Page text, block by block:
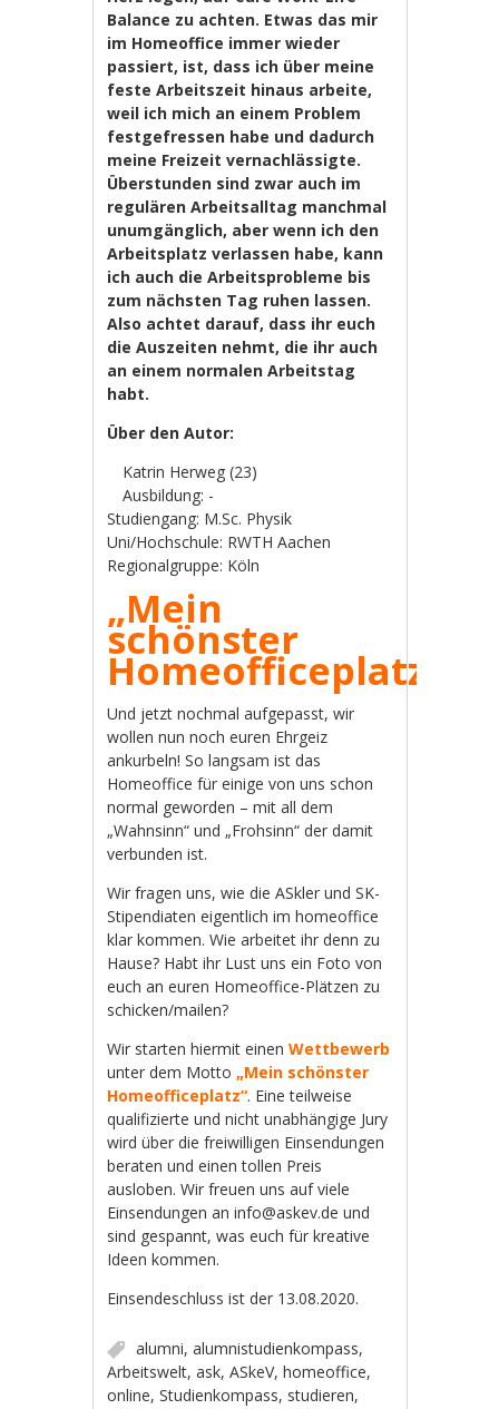
Balance zu achten. Etwas das mir
im Homeoffice immer wieder
passiert, ist, dass ich über meine
feste Arbeitszeit hinaus arbeite,
weil ich mich an einem Problem
festgefressen habe und dadurch
meine Freizeit vernachlässigte.
Überstunden sind zwar auch im
regulären Arbeitsalltag manchmal
unumgänglich, aber wenn ich den
Arbeitsplatz verlassen habe, kann
ich auch die Arbeitsprobleme bis
zum nächsten Tag ruhen lassen.
Also achtet darauf, dass ihr euch
die Auszeiten nehmt, die ihr auch
an einem normalen Arbeitstag
habt.
Über den Autor:
Katrin Herweg (23)
Ausbildung: -
Studiengang: M.Sc. Physik
Uni/Hochschule: RWTH Aachen
Regionalgruppe: Köln
„Mein
schönster
Homeofficeplatz“
Und jetzt nochmal aufgepasst, wir
wollen nun noch euren Ehrgeiz
ankurbeln! So langsam ist das
Homeoffice für einige von uns schon
normal geworden – mit all dem
„Wahnsinn“ und „Frohsinn“ der damit
verbunden ist.
Wir fragen uns, wie die ASkler und SK-
Stipendiaten eigentlich im homeoffice
klar kommen. Wie arbeitet ihr denn zu
Hause? Habt ihr Lust uns ein Foto von
euch an euren Homeoffice-Plätzen zu
schicken/mailen?
Wir starten hiermit einenWettbewerb
unter dem Motto„Mein schönster
Homeofficeplatz“. Eine teilweise
qualifizierte und nicht unabhängige Jury
wird über die freiwilligen Einsendungen
beraten und einen tollen Preis
ausloben. Wir freuen uns auf viele
Einsendungen an info@askev.de und
sind gespannt, was euch für kreative
Ideen kommen.
Einsendeschluss ist der 13.08.2020.
alumni,alumnistudienkompass,
Arbeitswelt,ask,ASkeV,homeoffice,
online,Studienkompass, studieren,